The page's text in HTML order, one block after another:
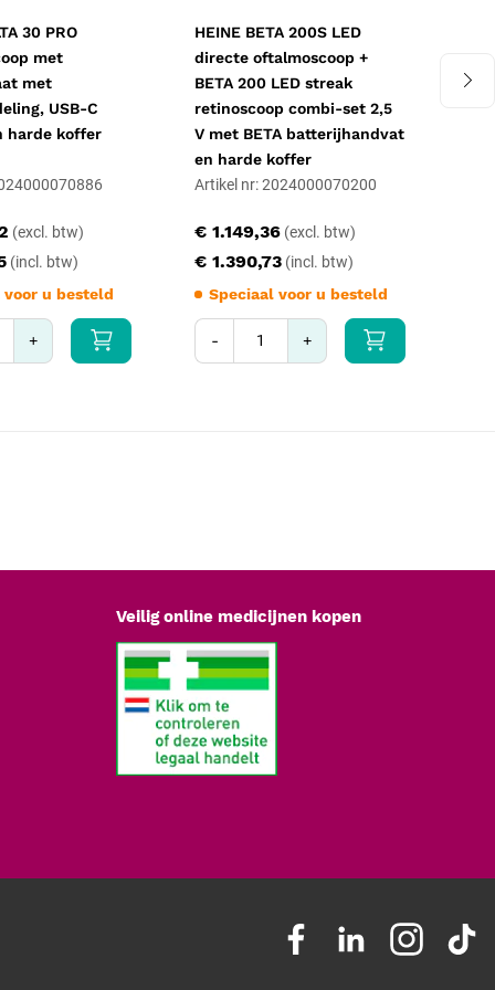
30 PRO
met
met
USB-C
harde koffer
voor u besteld
+
HEINE BETA 200S LED
directe oftalmoscoop +
BETA 200 LED streak
retinoscoop combi-set 2,5
V met BETA batterijhandvat
en harde koffer
Artikel nr: 2024000070200
€ 1.390,73
€ 1.149,36
Speciaal voor u besteld
- +
Veilig online medicijnen kopen